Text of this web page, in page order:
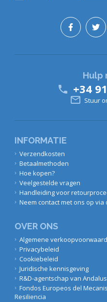
INFORMATIE
Verzendkosten
Betaalmethoden
Hoe kopen?
Veelgestelde vragen
Handleiding voor
Neem contact met ons op
OVER ONS
Algemene
Privacybeleid
Cookiebeleid
Juridische kennisgeving
R&D-agentschap van
Fondos Europeos del
Resiliencia
Hulp
 +34
 Stuur